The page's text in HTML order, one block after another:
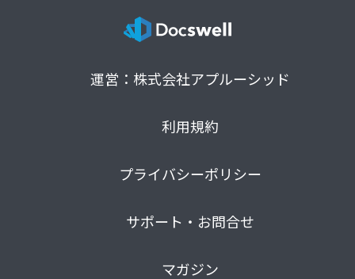
運営：株式会社アプルーシッド
利用規約
プライバシーポリシー
サポート・お問合せ
マガジン